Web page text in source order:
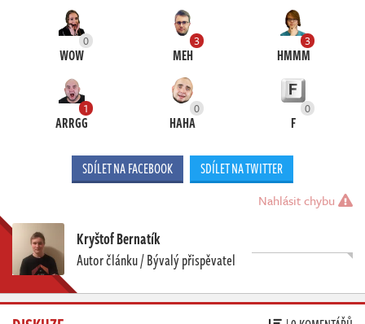
0
WOW
3
MEH
3
HMMM
1
ARRGG
0
HAHA
0
F
SDÍLET NA FACEBOOK SDÍLET NA TWITTER
Nahlásit chybu
Kryštof Bernatík
Autor článku / Bývalý přispěvatel